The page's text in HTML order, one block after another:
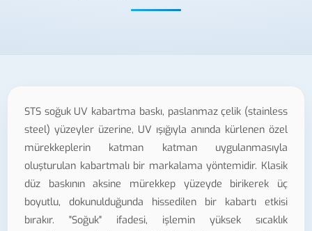
STS soğuk UV kabartma baskı, paslanmaz çelik (stainless
steel) yüzeyler üzerine, UV ışığıyla anında kürlenen özel
mürekkeplerin katman katman uygulanmasıyla
oluşturulan kabartmalı bir markalama yöntemidir. Klasik
düz baskının aksine mürekkep yüzeyde birikerek üç
boyutlu, dokunulduğunda hissedilen bir kabartı etkisi
bırakır. "Soğuk" ifadesi, işlemin yüksek sıcaklık